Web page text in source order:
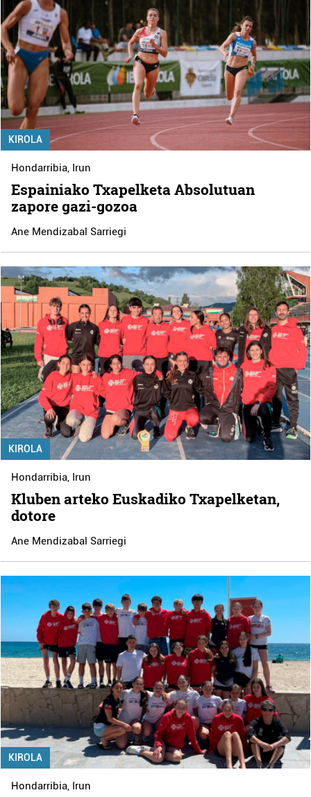
KIROLA
Hondarribia, Irun
Espainiako Txapelketa Absolutuan
zapore gazi-gozoa
Ane Mendizabal Sarriegi
KIROLA
Hondarribia, Irun
Kluben arteko Euskadiko Txapelketan,
dotore
Ane Mendizabal Sarriegi
KIROLA
Hondarribia, Irun